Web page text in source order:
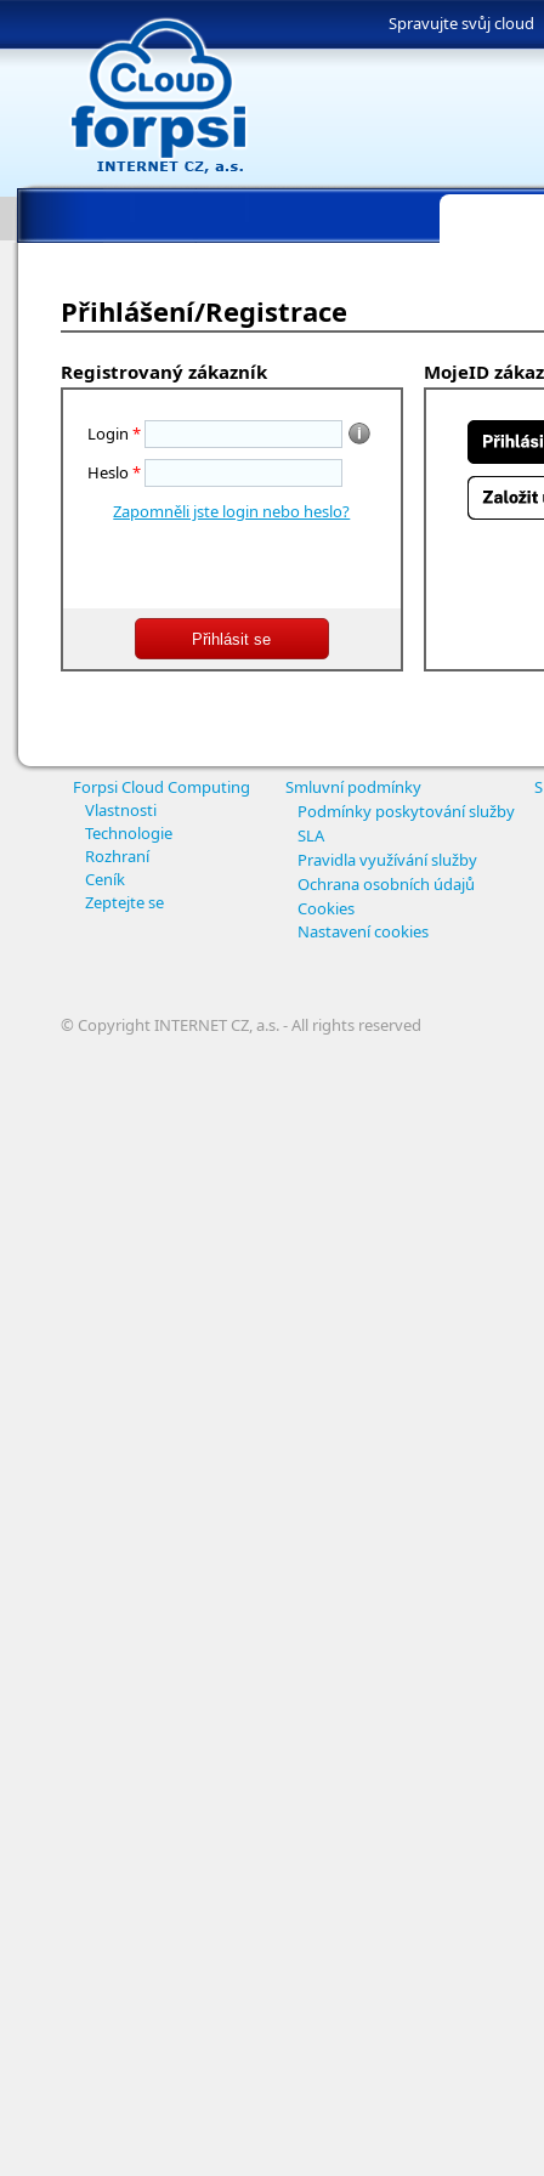
Spravujte svůj cloud
Přihlášení/Registrace
Registrovaný zákazník
Login *
Heslo*
Zapomněli jste login nebo heslo?
MojeID
Forpsi Cloud Computing
Vlastnosti
Technologie
Rozhraní
Ceník
Zeptejte se
Smluvní podmínky
Podmínky poskytování služby
SLA
Pravidla využívání služby
Ochrana osobních údajů
Cookies
Nastavení cookies
© Copyright INTERNET CZ, a.s. - All rights reserved